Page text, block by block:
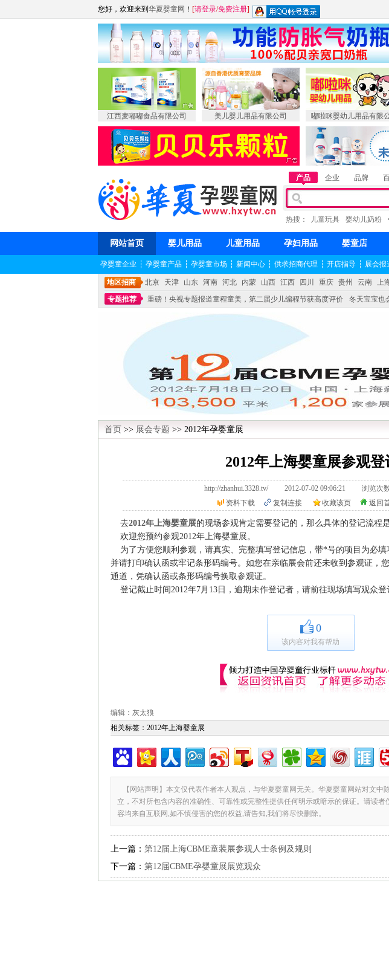
您好，欢迎来到 华夏婴童网 ！ [请登录/免费注册]
江西麦嘟嘟食品有限公司 美儿婴儿用品有限公司 嘟啦咪婴幼儿用品有限
产品 企业 品牌
热搜： 儿童玩具 婴幼儿奶粉
网站首页 婴儿用品 儿童用品 孕妇用品 婴童店
孕婴童企业 ┆ 孕婴童产品 ┆ 孕婴童市场 ┆ 新闻中心 ┆ 供求招商代理 ┆ 开店指导 ┆ 展会报
地区招商 北京 天津 山东 河南 河北 内蒙 山西 江西 四川 重庆 贵州 云南 上
专题推荐
重磅！央视专题报道童程童美，第二届少儿编程节获高度评价 冬天宝宝也
不能再单纯地销售产品,而要向增强服务转型,毕竟母婴产品比较特殊。”
首页 >> 展会专题 >> 2012年孕婴童展
2012年上海婴童展参观登
http://zhanhui.3328.tv/ 2012-07-02 09:06:21 浏览次数
资料下载
复制连接 收藏该页 返回
去2012年上海婴童展的现场参观肯定需要登记的，那么具体的登记流程
欢迎您预约参观2012年上海婴童展。
为了方便您顺利参观，请真实、完整填写登记信息，带*号的项目为必填
并请打印确认函或牢记条形码编号。如您在亲临展会前还未收到参观证，
通道，凭确认函或条形码编号换取参观证。
登记截止时间2012年7月13日，逾期未作登记者，请前往现场填写观众登
0
该内容对我有帮助
编辑：灰太狼
相关标签： 2012年上海婴童展
【网站声明】本文仅代表作者本人观点，与华夏婴童网无关。华夏婴童网站对文中
立，不对所包含内容的准确性、可靠性或完整性提供任何明示或暗示的保证。请读者
容均来自互联网,如不慎侵害的您的权益,请告知,我们将尽快删除。
上一篇： 第12届上海CBME童装展参观人士条例及规则
下一篇： 第12届CBME孕婴童展展览观众